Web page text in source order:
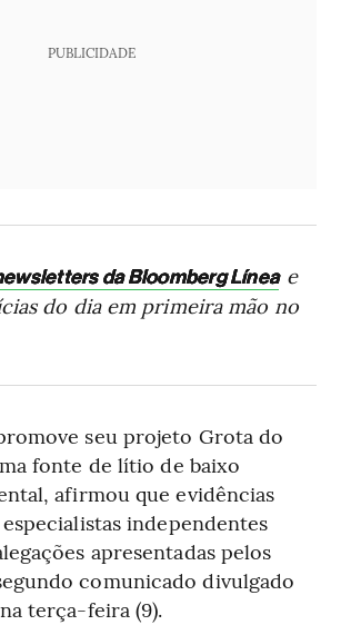
PUBLICIDADE
da Bloomberg Línea e
do dia em primeira mão no
seu projeto Grota do
fonte de lítio de baixo
afirmou que evidências
independentes
apresentadas pelos
comunicado divulgado
terça-feira (9).